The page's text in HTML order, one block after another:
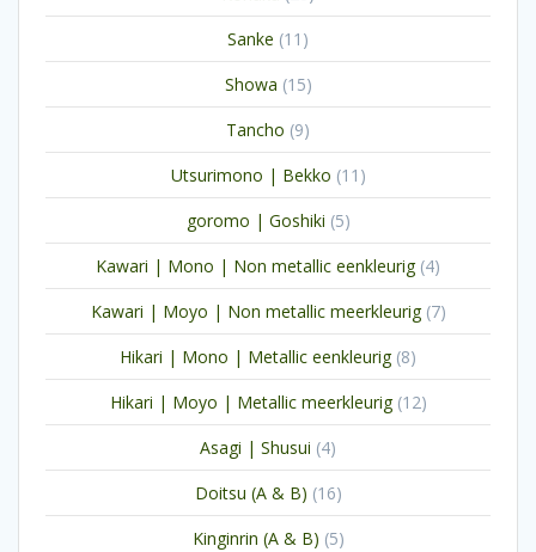
producten
Sanke 11 11
producten
Showa 1515
producten
Tancho 99
producten
Utsurimono | Bekko 11 11
producten
goromo | Goshiki 55
producten
Kawari | Mono | Non metallic eenkleurig 44
producten
Kawari | Moyo | Non metallic meerkleurig 77
producten
Hikari | Mono | Metallic eenkleurig 88
producten
Hikari | Moyo | Metallic meerkleurig 1212
producten
Asagi | Shusui 44
producten
Doitsu (A & B) 1616
producten
Kinginrin (A & B) 55